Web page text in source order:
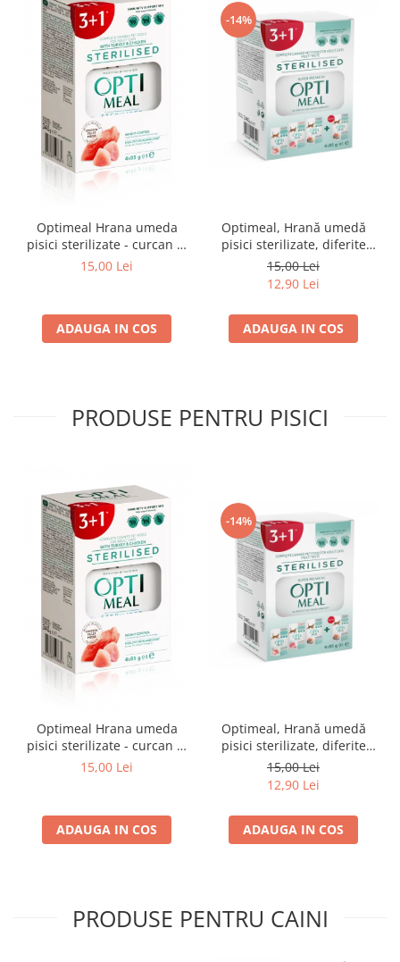
Optimeal Hrana umeda
pisici sterilizate - curcan si
pui in sos, set 3+1,
15,00 Lei
ADAUGA IN COS
-14%
Optimeal, Hrană umedă
pisici sterilizate, diferite
arome, (3+1), 0.34kg
15,00 Lei
12,90 Lei
ADAUGA IN COS
PRODUSE PENTRU PISICI
Optimeal Hrana umeda
pisici sterilizate - curcan si
pui in sos, set 3+1,
15,00 Lei
ADAUGA IN COS
-14%
Optimeal, Hrană umedă
pisici sterilizate, diferite
arome, (3+1), 0.34kg
15,00 Lei
12,90 Lei
ADAUGA IN COS
PRODUSE PENTRU CAINI